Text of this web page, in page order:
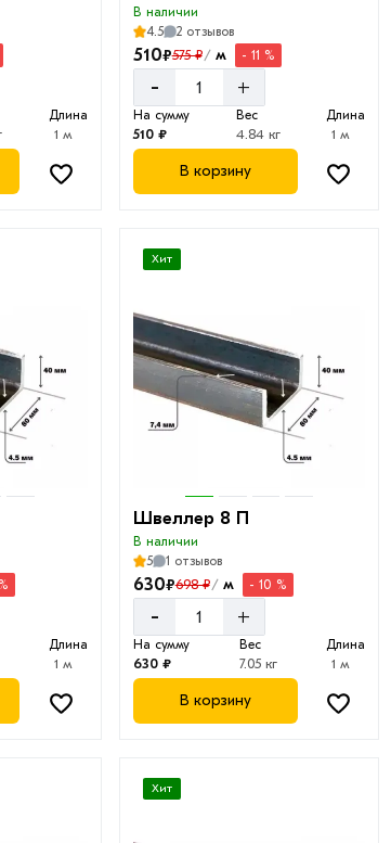
Длина
1 м
В наличии
4.5
2 отзывов
510₽575 ₽/м - 11 %
- +
На сумму
510 ₽
Вес
4.84 кг
Длина
1 м
В корзину
Длина
1 м
Хит
Швеллер 8 П
В наличии
5
1 отзывов
630₽698 ₽/м - 10 %
- +
На сумму
630 ₽
Вес
7.05 кг
Длина
1 м
В корзину
Хит